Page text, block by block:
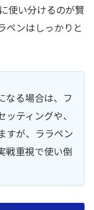
使い分けるのが賢
ペンはしっかりと
なる場合は、フ
ティングや、
すが、ララペン
戦重視で使い倒